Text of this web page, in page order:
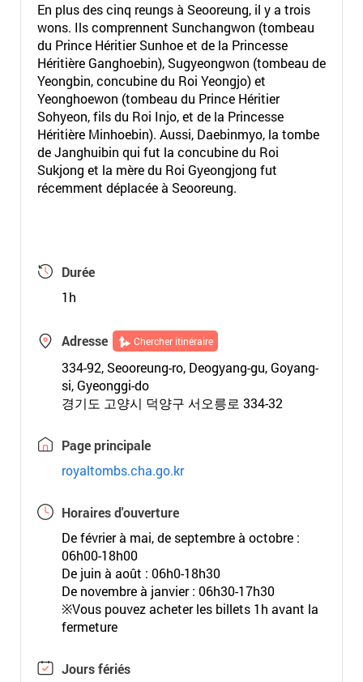
En plus des cinq reungs à Seooreung, il y a trois
wons. Ils comprennent Sunchangwon (tombeau
du Prince Héritier Sunhoe et de la Princesse
Héritière Ganghoebin), Sugyeongwon (tombeau de
Yeongbin, concubine du Roi Yeongjo) et
Yeonghoewon (tombeau du Prince Héritier
Sohyeon, fils du Roi Injo, et de la Princesse
Héritière Minhoebin). Aussi, Daebinmyo, la tombe
de Janghuibin qui fut la concubine du Roi
Sukjong et la mère du Roi Gyeongjong fut
récemment déplacée à Seooreung.
Durée
1h
Adresse Chercher itinéraire
334-92, Seooreung-ro, Deogyang-gu, Goyang-
si, Gyeonggi-do
경기도 고양시 덕양구 서오릉로 334-32
Page principale
royaltombs.cha.go.kr
Horaires d'ouverture
De février à mai, de septembre à octobre :
06h00-18h00
De juin à août : 06h0-18h30
De novembre à janvier : 06h30-17h30
※Vous pouvez acheter les billets 1h avant la
fermeture
Jours fériés